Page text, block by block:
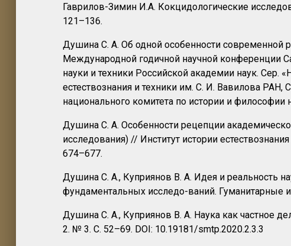
Гаврилов-Зимин И.А. Кокцидологические
121–136.
Душина С. А. Об одной особенности современной
Международной годичной научной конференции
науки и техники Российской академии наук. Сер.
естествознания и техники им. С. И. Вавилова РАН,
национального комитета по истории и философии
Душина С. А. Особенности рецепции
исследования) // Институт истории
674–677.
Душина С. А., Куприянов В. А. Идея и реальность
фундаментальных исследо-ваний.
Душина С. А., Куприянов В. А. Наука как частное
2. № 3. С. 52–69. DOI: 10.19181/